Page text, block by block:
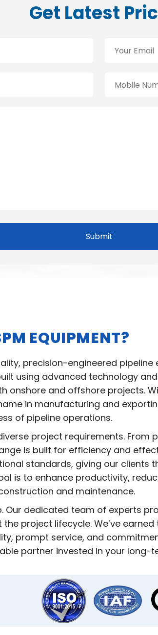
Get Latest
Submit
EQUIPMENT?
precision-engineered
using advanced technology
onshore and offshore projects.
in manufacturing and
of pipeline operations.
project requirements. From
is built for efficiency and
standards, giving our clients
is to enhance productivity,
and maintenance.
dedicated team of experts
project lifecycle. We’ve
prompt service, and
partner invested in your long-